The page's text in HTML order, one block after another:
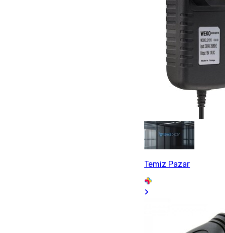
Temiz Pazar